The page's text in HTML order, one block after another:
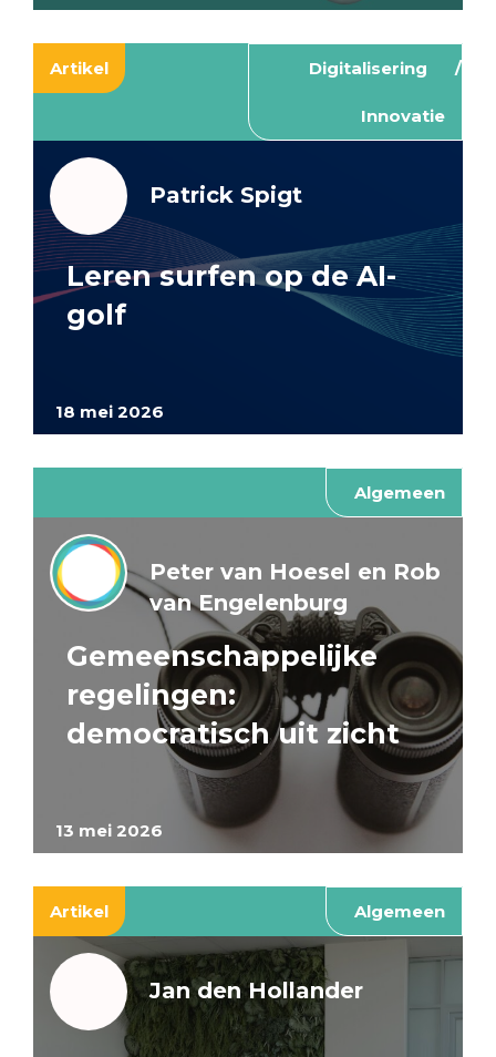
Artikel Digitalisering
Innovatie
18 mei 2026
Patrick Spigt
Leren surfen op de AI-
golf
Algemeen
13 mei 2026
Peter van Hoesel en Rob
van Engelenburg
Gemeenschappelijke
regelingen:
democratisch uit zicht
Artikel Algemeen
Jan den Hollander